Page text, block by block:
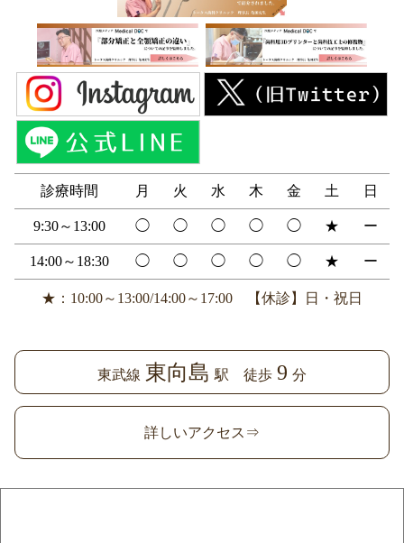
診療時間 月 火 水 木 金 土 日
9:30～13:00 ◯ ◯ ◯ ◯ ◯ ★ ー
14:00～18:30 ◯ ◯ ◯ ◯ ◯ ★ ー
★：10:00～13:00/14:00～17:00 【休診】日・祝日
東武線 東向島 駅 徒歩 9 分
詳しいアクセス⇒